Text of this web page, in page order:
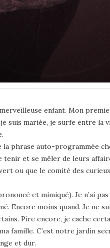
enfant. Mon
suis mariée, je surfe entre la
phrase auto-programmée
et se mêler de leurs
ou que le comité des
et mimiqué). Je n’ai
Encore moins quand. Je ne
Pire encore, je cache
famille. C’est notre jardin
et dur.